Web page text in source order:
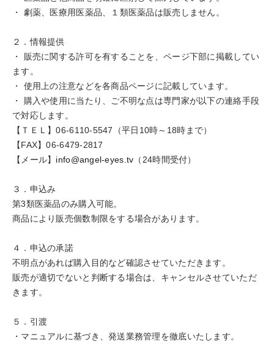
・ 劇薬、医療用医薬品、１類医薬品は販売しません。
２．情報提供
・ 販売に関する許可を有することを、ページ下部に掲載してい
ます。
・ 使用上の注意などを各商品ページに記載しています。
・ 購入や使用に当たり、ご不明な点は専門家が以下の連絡手段
で対応します。
【ＴＥＬ】06-6110-5547（平日10時～18時まで）
【FAX】06-6479-2817
【メール】 info@angel-eyes.tv （24時間受付）
３．申込み
第3類医薬品のみ購入可能。
商品により販売個数制限をする場合があります。
４．申込の承諾
不明点があれば購入目的など確認させていただきます。
販売が適切でないと判断する場合は、キャンセルさせていただ
きます。
５．引渡
・マニュアルに基づき、発送業務管理を徹底いたします。